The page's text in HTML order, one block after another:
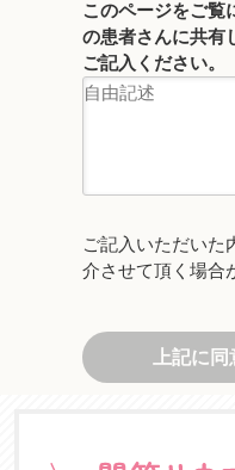
このページをご覧
の患者さんに共有
ご記入ください。
ご記入いただいた
介させて頂く場合
上記に